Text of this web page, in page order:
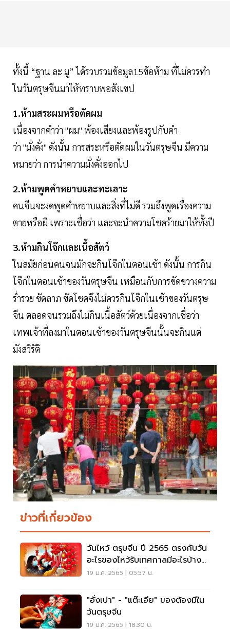
ทั้งนี้ “ฐาน ละ มู” ได้รวบรวมข้อมูล15ข้อห้าม ที่ไม่ควรทำ
ในวันตรุษจีนมาให้ทราบพอสังเขป
1.ห้ามสระผมหรือตัดผม
เนื่องจากคำว่า "ผม" พ้องเสียงและพ้องรูปกับคำ
ว่า "มั่งคั่ง" ดังนั้น การสระหรือตัดผมในวันตรุษจีน มีความ
หมายว่า การนำความมั่งคั่งออกไป
2.ห้ามพูดคำหยาบและทะเลาะ
คนจีนจะงดพูดคำหยาบและสิ่งที่ไม่ดี รวมถึงพูดเรื่องความ
ตายหรือผี เพราะเชื่อว่า และจะนำความโชคร้ายมาให้ทั้งปี
3.ห้ามกินโจ๊กและเนื้อสัตว์
ในสมัยก่อนคนจนมักจะกินโจ๊กในตอนเช้า ดังนั้น การกิน
โจ๊กในตอนเช้าของวันตรุษจีน เหมือนกับการขัดขวางความ
ร่ำรวย ขัดลาภ ขัดโชคจึงไม่ควรกินโจ๊กในเช้าของวันตรุษ
จีน ตลอดจนรวมถึงไม่กินเนื้อสัตว์ด้วยเนื่องจากเชื่อว่า
เทพเจ้าที่ลงมาในตอนเช้าของวันตรุษจีนนั้นจะกินแต่
มังสวิรัติ
ข่าวที่เกี่ยวข้อง
วันไหว้ ตรุษจีน ปี 2565 ตรงกับวัน
อะไรของไหว้รับเทศกาลมีอะไรบ้าง
เช็คที่นี่
19 ม.ค. 2565 | 05:57 น.
"อั่งเปา" - "แต๊ะเอีย" ของต้องมีใน
วันตรุษจีน
19 ม.ค. 2565 | 18:30 น.